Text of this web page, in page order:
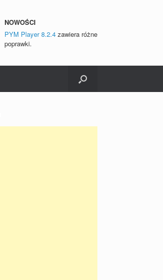
NOWOŚCI
PYM Player 8.2.4 zawiera różne
poprawki.